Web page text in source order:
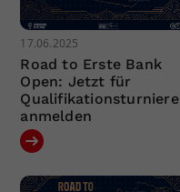
17.06.2025
Road to Erste Bank
Open: Jetzt für
Qualifikationsturniere
anmelden